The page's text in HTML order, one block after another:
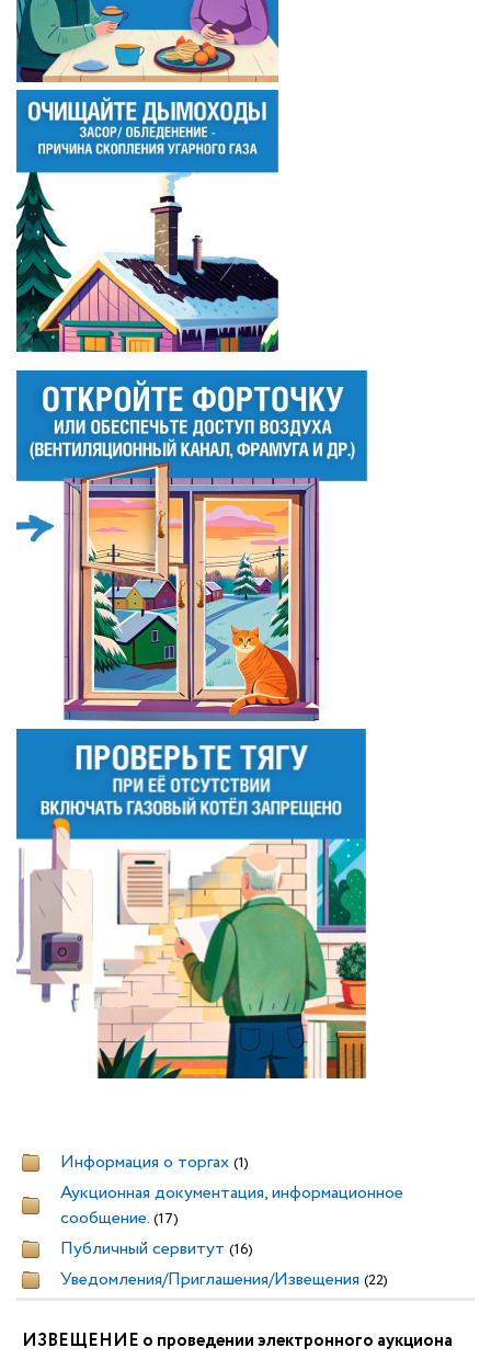
Информация о торгах (1)
Аукционная документация, информационное
сообщение. (17)
Публичный сервитут (16)
Уведомления/Приглашения/Извещения (22)
ИЗВЕЩЕНИЕ о проведении электронного аукциона